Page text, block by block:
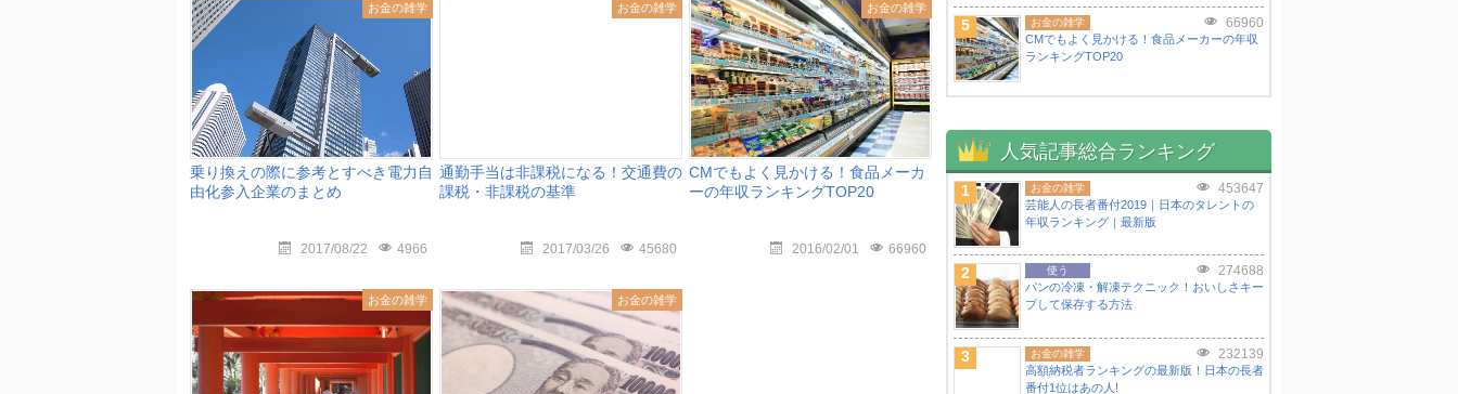
お金の雑学
乗り換えの際に参考とすべき電力自
由化参入企業のまとめ
2017/08/22 4966
お金の雑学
通勤手当は非課税になる！交通費の
課税・非課税の基準
2017/03/26 45680
お金の雑学
CMでもよく見かける！食品メーカ
ーの年収ランキングTOP20
2016/02/01 66960
お金の雑学 お金の雑学
5 お金の雑学 66960
CMでもよく見かける！食品メーカーの年収
ランキングTOP20
人気記事総合ランキング
1 お金の雑学 453647
芸能人の長者番付2019｜日本のタレントの
年収ランキング｜最新版
2 使う 274688
パンの冷凍・解凍テクニック！おいしさキー
プして保存する方法
3 お金の雑学 232139
高額納税者ランキングの最新版！日本の長者
番付1位はあの人!